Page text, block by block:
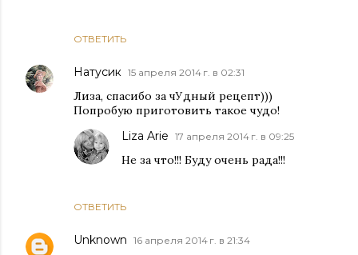
ОТВЕТИТЬ
Натусик 15 апреля 2014 г. в 02:31
Лиза, спасибо за чУдный рецепт)))
Попробую приготовить такое чудо!
ОТВЕТИТЬ
Liza Arie 17 апреля 2014 г. в 09:25
Не за что!!! Буду очень рада!!!
Unknown 16 апреля 2014 г. в 21:34